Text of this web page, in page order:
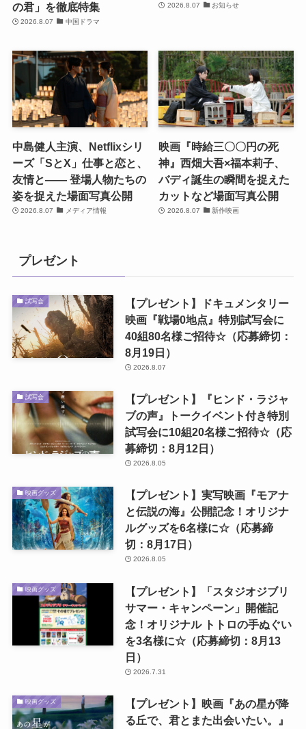
の君」を徹底特集
2026.8.07 中国ドラマ
2026.8.07 お知らせ
中島健人主演、Netflixシリ
ーズ「SとX」仕事と恋と、
友情と―― 登場人物たちの
姿を捉えた場面写真公開
2026.8.07 メディア情報
映画『時給三〇〇円の死
神』西畑大吾×福本莉子、
バディ誕生の瞬間を捉えた
カットなど場面写真公開
2026.8.07 新作映画
プレゼント
試写会
【プレゼント】ドキュメンタリー
映画『戦場0地点』特別試写会に
40組80名様ご招待☆（応募締切：
8月19日）
2026.8.07
試写会
【プレゼント】『ヒンド・ラジャ
ブの声』トークイベント付き特別
試写会に10組20名様ご招待☆（応
募締切：8月12日）
2026.8.05
映画グッズ
【プレゼント】実写映画『モアナ
と伝説の海』公開記念！オリジナ
ルグッズを6名様に☆（応募締
切：8月17日）
2026.8.05
映画グッズ
【プレゼント】「スタジオジブリ
サマー・キャンペーン」開催記
念！オリジナル トトロの手ぬぐい
を3名様に☆（応募締切：8月13
日）
2026.7.31
映画グッズ
【プレゼント】映画『あの星が降
る丘で、君とまた出会いたい。』